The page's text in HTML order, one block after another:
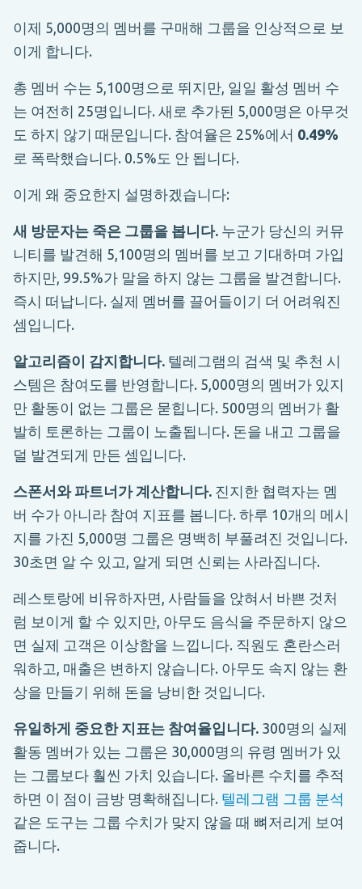
이제 5,000명의 멤버를 구매해 그룹을 인상적으로 보
이게 합니다.
총 멤버 수는 5,100명으로 뛰지만, 일일 활성 멤버 수
는 여전히 25명입니다. 새로 추가된 5,000명은 아무것
도 하지 않기 때문입니다. 참여율은 25%에서 0.49%
로 폭락했습니다. 0.5%도 안 됩니다.
이게 왜 중요한지 설명하겠습니다:
새 방문자는 죽은 그룹을 봅니다. 누군가 당신의 커뮤
니티를 발견해 5,100명의 멤버를 보고 기대하며 가입
하지만, 99.5%가 말을 하지 않는 그룹을 발견합니다.
즉시 떠납니다. 실제 멤버를 끌어들이기 더 어려워진
셈입니다.
알고리즘이 감지합니다. 텔레그램의 검색 및 추천 시
스템은 참여도를 반영합니다. 5,000명의 멤버가 있지
만 활동이 없는 그룹은 묻힙니다. 500명의 멤버가 활
발히 토론하는 그룹이 노출됩니다. 돈을 내고 그룹을
덜 발견되게 만든 셈입니다.
스폰서와 파트너가 계산합니다. 진지한 협력자는 멤
버 수가 아니라 참여 지표를 봅니다. 하루 10개의 메시
지를 가진 5,000명 그룹은 명백히 부풀려진 것입니다.
30초면 알 수 있고, 알게 되면 신뢰는 사라집니다.
레스토랑에 비유하자면, 사람들을 앉혀서 바쁜 것처
럼 보이게 할 수 있지만, 아무도 음식을 주문하지 않으
면 실제 고객은 이상함을 느낍니다. 직원도 혼란스러
워하고, 매출은 변하지 않습니다. 아무도 속지 않는 환
상을 만들기 위해 돈을 낭비한 것입니다.
유일하게 중요한 지표는 참여율입니다. 300명의 실제
활동 멤버가 있는 그룹은 30,000명의 유령 멤버가 있
는 그룹보다 훨씬 가치 있습니다. 올바른 수치를 추적
하면 이 점이 금방 명확해집니다. 텔레그램 그룹 분석
같은 도구는 그룹 수치가 맞지 않을 때 뼈저리게 보여
줍니다.